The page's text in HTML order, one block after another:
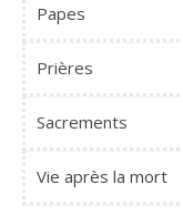
Papes
Prières
Sacrements
Vie après la mort